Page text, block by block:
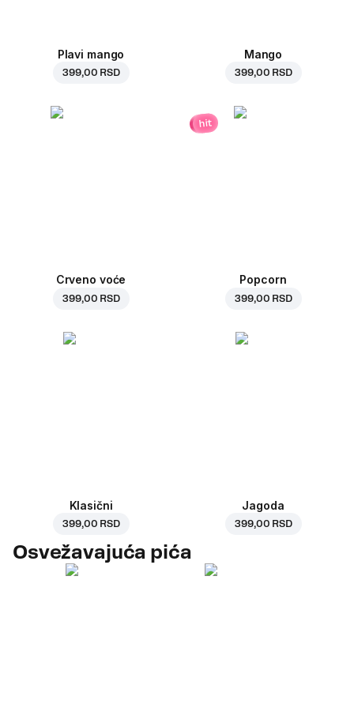
Plavi mango
399,00 RSD
Mango
399,00 RSD
Crveno voće
399,00 RSD
hit
Popcorn
399,00 RSD
Klasični
399,00 RSD
Jagoda
399,00 RSD
Osvežavajuća pića